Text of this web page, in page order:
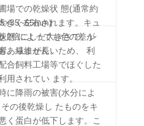
2倍にした大きさで、レ
、繊維が長いため、 利
合飼料工場等でほぐした
用されてい ます。
場での乾燥状 態(通常約
きく左右されます。キュ
態 によっても色の差が
ありません。
に降雨の被害(水分によ
の後乾燥し たものをキ
く蛋白が低下します。こ